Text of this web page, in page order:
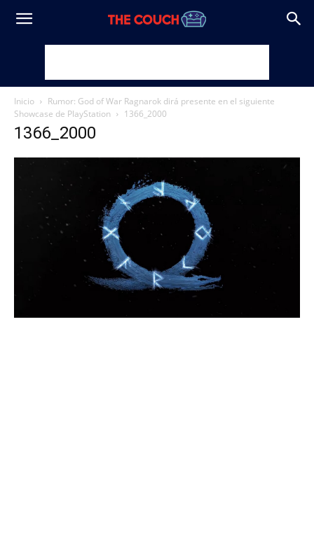
Inicio
Rumor: God of War Ragnarok dirá presente en el siguiente
Showcase de PlayStation
1366_2000
1366_2000